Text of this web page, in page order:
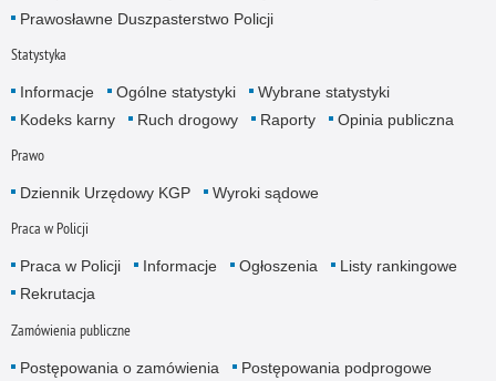
Prawosławne Duszpasterstwo Policji
Statystyka
Informacje Ogólne statystyki
Wybrane statystyki
Kodeks karny
Ruch drogowy Raporty Opinia publiczna
Prawo
Dziennik Urzędowy KGP Wyroki sądowe
Praca w Policji
Praca w Policji Informacje Ogłoszenia
Listy rankingowe
Rekrutacja
Zamówienia publiczne
Postępowania o zamówienia
Postępowania podprogowe